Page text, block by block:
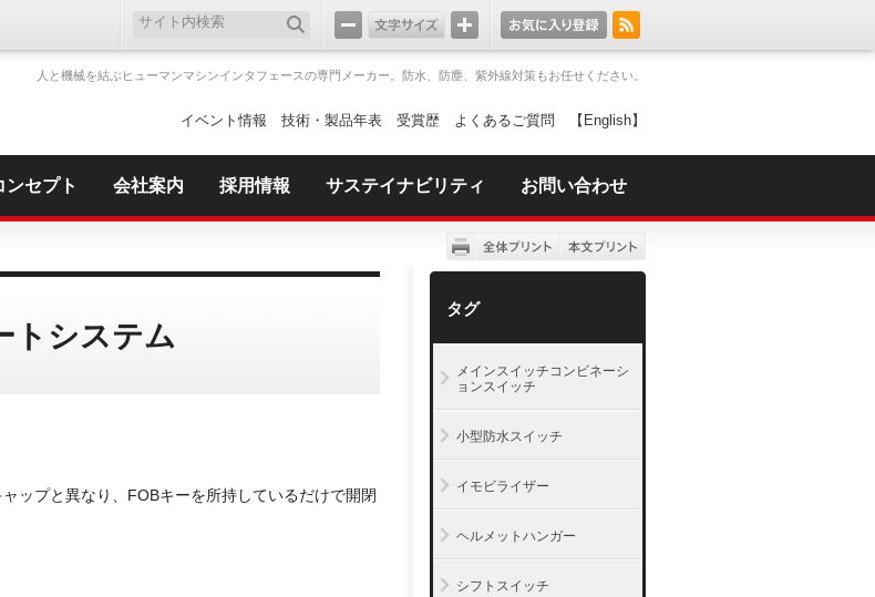
人と機械を結ぶヒューマンマシンインタフェースの専門メーカー。防水、防塵、紫外線対策もお任せください。
イベント情報 技術・製品年表 受賞歴 よくあるご質問 【English】
ンセプト 会社案内 採用情報 サステイナビリティ お問い合わせ
トシステム
ップと異なり、FOBキーを所持しているだけで開閉
タグ
メインスイッチコンビネーシ
ョンスイッチ
小型防水スイッチ
イモビライザー
ヘルメットハンガー
シフトスイッチ